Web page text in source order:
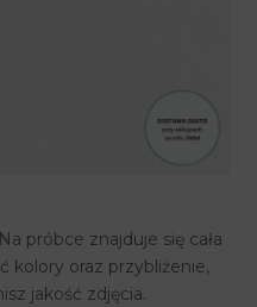
próbce znajduje się cała
kolory oraz przybliżenie,
jakość zdjęcia.